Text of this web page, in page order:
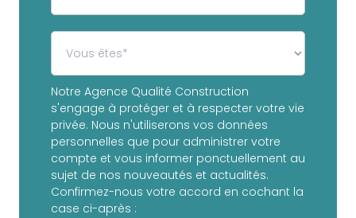
Notre Agence Qualité Construction
s'engage à protéger et à respecter votre vie
privée. Nous n'utiliserons vos données
personnelles que pour administrer votre
compte et vous informer ponctuellement au
sujet de nos nouveautés et actualités.
Confirmez-nous votre accord en cochant la
case ci-après :